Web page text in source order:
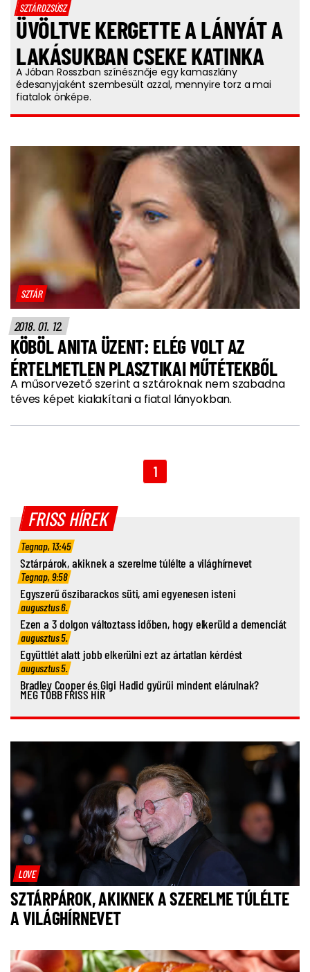
SZTÁRDZSÚSZ
ÜVÖLTVE KERGETTE A LÁNYÁT A
LAKÁSUKBAN CSEKE KATINKA
A Jóban Rosszban színésznője egy kamaszlány
édesanyjaként szembesült azzal, mennyire torz a mai
fiatalok önképe.
SZTÁR
2018. 01. 12.
KÖBÖL ANITA ÜZENT: ELÉG VOLT AZ
ÉRTELMETLEN PLASZTIKAI MŰTÉTEKBŐL
A műsorvezető szerint a sztároknak nem szabadna
téves képet kialakítani a fiatal lányokban.
1
FRISS HÍREK
Tegnap, 13:45
Sztárpárok, akiknek a szerelme túlélte a világhírnevet
Tegnap, 9:58
Egyszerű őszibarackos süti, ami egyenesen isteni
augusztus 6.
Ezen a 3 dolgon változtass időben, hogy elkerüld a demenciát
augusztus 5.
Együttlét alatt jobb elkerülni ezt az ártatlan kérdést
augusztus 5.
Bradley Cooper és Gigi Hadid gyűrűi mindent elárulnak?
MÉG TÖBB FRISS HÍR
LOVE
SZTÁRPÁROK, AKIKNEK A SZERELME TÚLÉLTE
A VILÁGHÍRNEVET